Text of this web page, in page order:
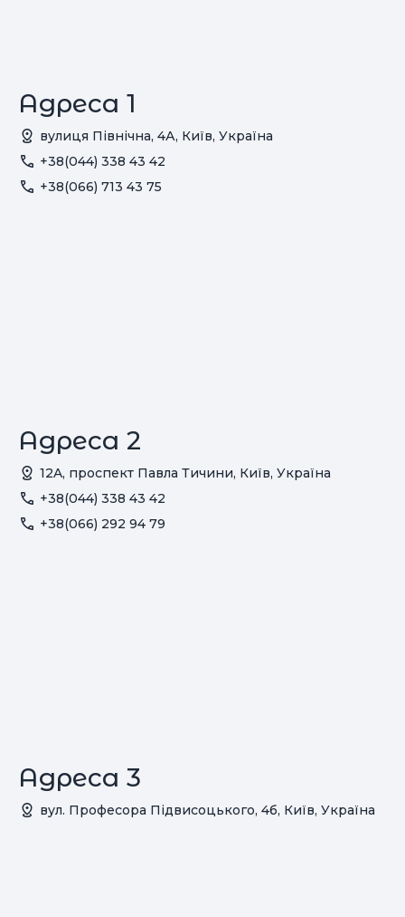
Адреса 1
вулиця Північна, 4А, Київ, Україна
+38(044) 338 43 42
+38(066) 713 43 75
Адреса 2
12A, проспект Павла Тичини, Київ, Україна
+38(044) 338 43 42
+38(066) 292 94 79
Адреса 3
вул. Професора Підвисоцького, 4б, Київ, Україна